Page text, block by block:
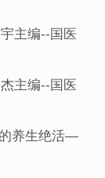
主编--国医
主编--国医
的养生绝活—